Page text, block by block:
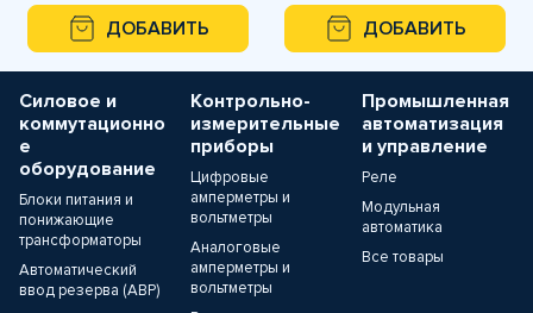
ДОБАВИТЬ
ДОБАВИТЬ
Силовое и
коммутационно
е
оборудование
Блоки питания и
понижающие
трансформаторы
Автоматический
ввод резерва (АВР)
Контрольно-
измерительные
приборы
Цифровые
амперметры и
вольтметры
Аналоговые
амперметры и
вольтметры
Промышленная
автоматизация
и управление
Реле
Модульная
автоматика
Все товары